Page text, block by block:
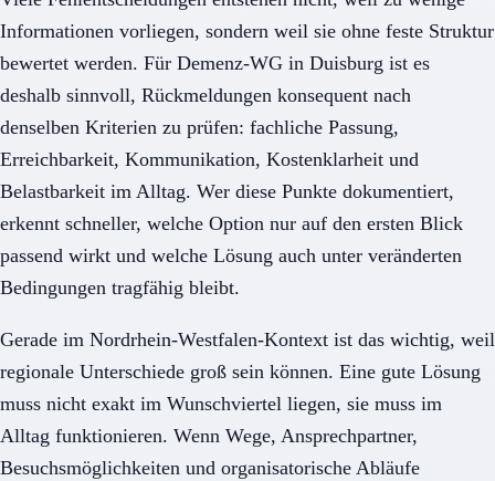
Informationen vorliegen, sondern weil sie ohne feste Struktur
bewertet werden. Für Demenz-WG in Duisburg ist es
deshalb sinnvoll, Rückmeldungen konsequent nach
denselben Kriterien zu prüfen: fachliche Passung,
Erreichbarkeit, Kommunikation, Kostenklarheit und
Belastbarkeit im Alltag. Wer diese Punkte dokumentiert,
erkennt schneller, welche Option nur auf den ersten Blick
passend wirkt und welche Lösung auch unter veränderten
Bedingungen tragfähig bleibt.
Gerade im Nordrhein-Westfalen-Kontext ist das wichtig, weil
regionale Unterschiede groß sein können. Eine gute Lösung
muss nicht exakt im Wunschviertel liegen, sie muss im
Alltag funktionieren. Wenn Wege, Ansprechpartner,
Besuchsmöglichkeiten und organisatorische Abläufe